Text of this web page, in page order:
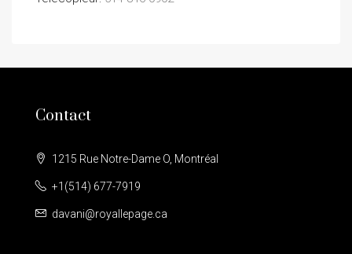
Contact
1215 Rue Notre-Dame O, Montréal
+1(514) 677-7919
davani@royallepage.ca